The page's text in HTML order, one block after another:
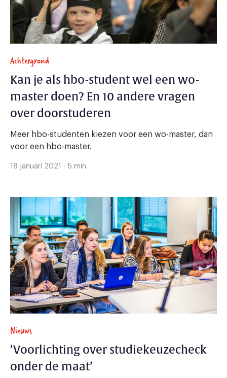
Achtergrond
Kan je als hbo-student wel een wo-
master doen? En 10 andere vragen
over doorstuderen
Meer hbo-studenten kiezen voor een wo-master, dan
voor een hbo-master.
18 januari 2021 - 5 min.
Nieuws
‘Voorlichting over studiekeuzecheck
onder de maat’